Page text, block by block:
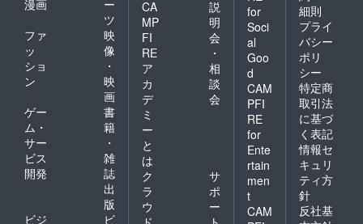
漫画
ー
ツ
ファ
ッ
ショ
ン
映
像
・
映
画
ゲー
ム・
サー
ビス
開発
書
籍
・
雑
誌
出
版
ビジ
ビ
CA
MP
FI
RE
ア
カ
デ
ミ
ー
と
は
説
明
会
・
相
談
会
ク
ラ
ウ
サ
ポ
ー
for
Soci
al
Goo
d
CAM
PFI
RE
for
Ente
rtain
men
t
CAM
細則
プライ
バシー
ポリ
シー
特定商
取引法
に基づ
く表記
情報セ
キュリ
ティ方
針
反社基